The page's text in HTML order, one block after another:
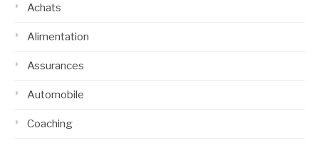
Achats
Alimentation
Assurances
Automobile
Coaching